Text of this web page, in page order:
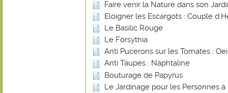
Faire venir la Nature dans son
Eloigner les Escargots : Couple
Le Basilic Rouge
Le Forsythia
Anti Pucerons sur les Tomates :
Anti Taupes : Naphtaline
Bouturage de Papyrus
Le Jardinage pour les Personnes